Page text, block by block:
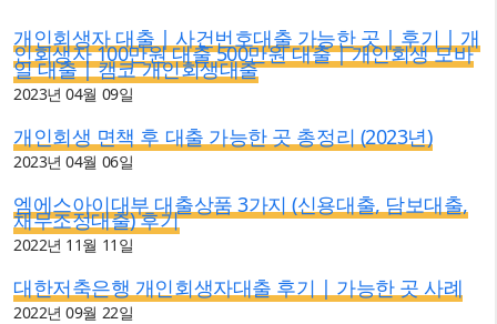
개인회생자 대출 | 사건번호대출 가능한 곳 | 후기 | 개
인회생자 100만원 대출 500만원 대출 | 개인회생 모바
일 대출 | 캠코 개인회생대출
2023년 04월 09일
개인회생 면책 후 대출 가능한 곳 총정리 (2023년)
2023년 04월 06일
엠에스아이대부 대출상품 3가지 (신용대출, 담보대출,
채무조정대출) 후기
2022년 11월 11일
대한저축은행 개인회생자대출 후기 | 가능한 곳 사례
2022년 09월 22일